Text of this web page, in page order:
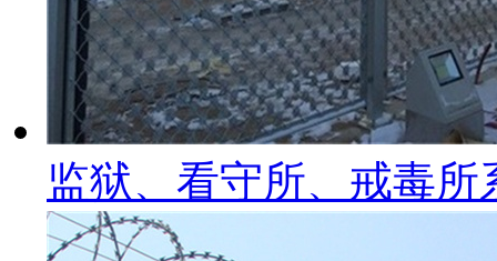
监狱、看守所、戒毒